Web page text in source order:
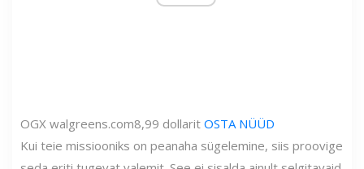
OGX walgreens.com8,99 dollarit OSTA NÜÜD
Kui teie missiooniks on peanaha sügelemine, siis proovige